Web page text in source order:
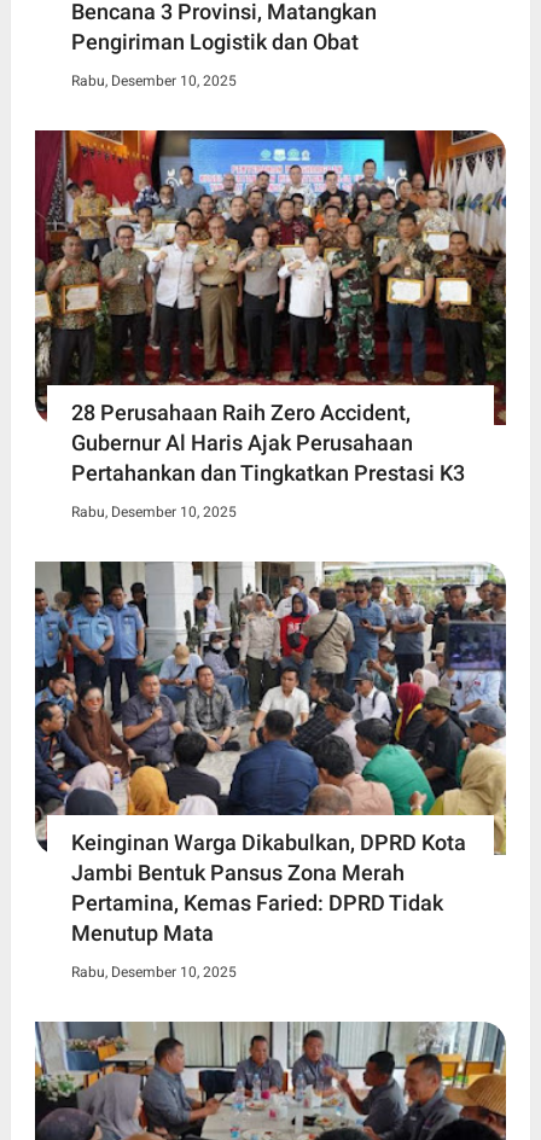
Bencana 3 Provinsi, Matangkan
Pengiriman Logistik dan Obat
Rabu, Desember 10, 2025
28 Perusahaan Raih Zero Accident,
Gubernur Al Haris Ajak Perusahaan
Pertahankan dan Tingkatkan Prestasi K3
Rabu, Desember 10, 2025
Keinginan Warga Dikabulkan, DPRD Kota
Jambi Bentuk Pansus Zona Merah
Pertamina, Kemas Faried: DPRD Tidak
Menutup Mata
Rabu, Desember 10, 2025